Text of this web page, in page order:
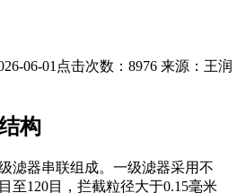
06-01 点击次数：8976 来源：王润
构
滤器串联组成。一级滤器采用不
至120目，拦截粒径大于0.15毫米